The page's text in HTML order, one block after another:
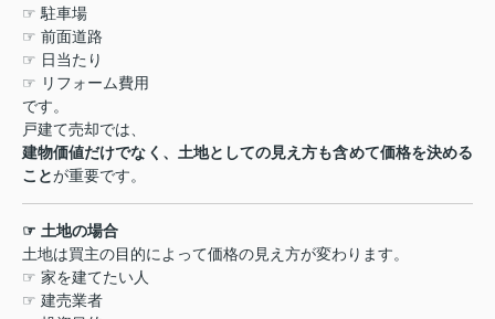
☞ 駐車場
☞ 前面道路
☞ 日当たり
☞ リフォーム費用
です。
戸建て売却では、
建物価値だけでなく、土地としての見え方も含めて価格を決める
ことが重要です。
☞ 土地の場合
土地は買主の目的によって価格の見え方が変わります。
☞ 家を建てたい人
☞ 建売業者